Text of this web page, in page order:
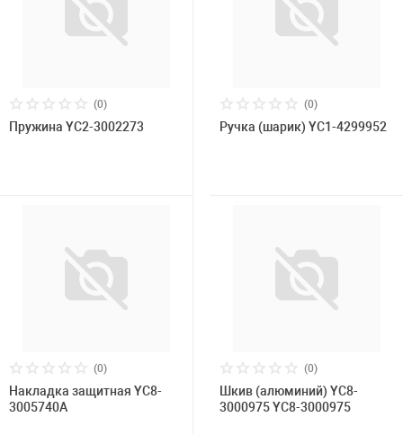
(0)
Пружина YC2-3002273
(0)
Ручка (шарик) YC1-4299952
(0)
Накладка защитная YC8-
3005740А
(0)
Шкив (алюминий) YC8-
3000975 YC8-3000975